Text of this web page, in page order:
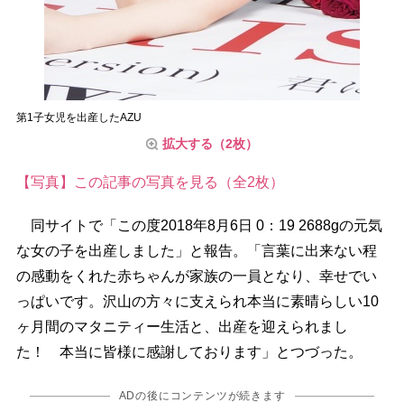
第1子女児を出産したAZU
拡大する（2枚）
【写真】この記事の写真を見る（全2枚）
同サイトで「この度2018年8月6日 0：19 2688gの元気
な女の子を出産しました」と報告。「言葉に出来ない程
の感動をくれた赤ちゃんが家族の一員となり、幸せでい
っぱいです。沢山の方々に支えられ本当に素晴らしい10
ヶ月間のマタニティー生活と、出産を迎えられまし
た！ 本当に皆様に感謝しております」とつづった。
ADの後にコンテンツが続きます